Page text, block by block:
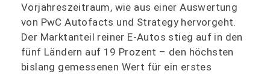
Vorjahreszeitraum, wie aus einer Auswertung
von PwC Autofacts und Strategy hervorgeht.
Der Marktanteil reiner E-Autos stieg auf in den
fünf Ländern auf 19 Prozent – den höchsten
bislang gemessenen Wert für ein erstes